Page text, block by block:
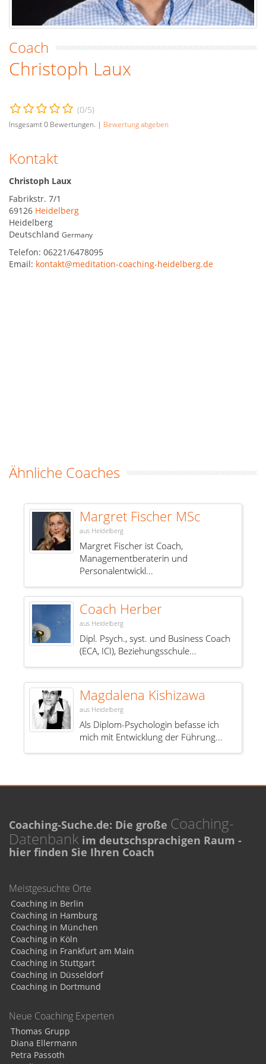
Coach
Christoph Laux
(0/5)
Insgesamt0 Bewertungen. | Bewertung abgeben
Kontakt
Christoph Laux
Fabrikstr. 7/1
69126 Heidelberg
Heidelberg
Deutschland Germany
Telefon: 06221/6478095
Email: kontakt@meditation-coaching-heidelberg.de
Ähnliche Coaches
Margret Fischer MSc
aus Heidelberg
Margret Fischer ist Coach,
Managementberaterin und
Personalentwickl...
Coach Herber
aus Heidelberg
Dipl. Psych., syst. und Business Coach
(ECA, ICI), Beziehungsschule...
Magdalena Kishizawa
aus Heidelberg
Als Diplom-Psychologin befasse ich
mich mit Entwicklung der Führung...
Coaching-Suche.de: Die große Coaching-
Datenbank im deutschsprachigen Raum -
hier finden Sie Ihren Coach
Meistgesuchte Orte
Coaching in Berlin
Coaching in Hamburg
Coaching in München
Coaching in Köln
Coaching in Frankfurt am Main
Coaching in Stuttgart
Coaching in Düsseldorf
Coaching in Dortmund
Neue Coaching Experten
Thomas Grupp
Diana Ellermann
Petra Passoth